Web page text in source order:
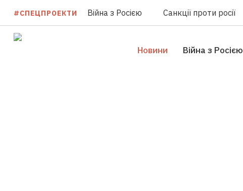
#СПЕЦПРОЕКТИ Війна з Росією Санкції проти росії
Новини Війна з Росією